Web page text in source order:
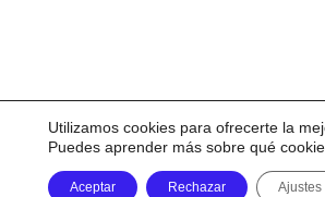
Utilizamos cookies para ofrecerte la
Puedes aprender más sobre qué
Aceptar Rechazar Ajustes